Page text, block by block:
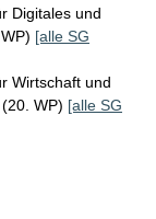
Digitales und
[alle SG
Wirtschaft und
WP) [alle SG